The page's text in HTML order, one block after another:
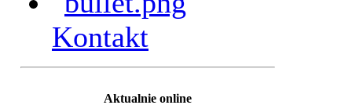
Kontakt
Aktualnie online